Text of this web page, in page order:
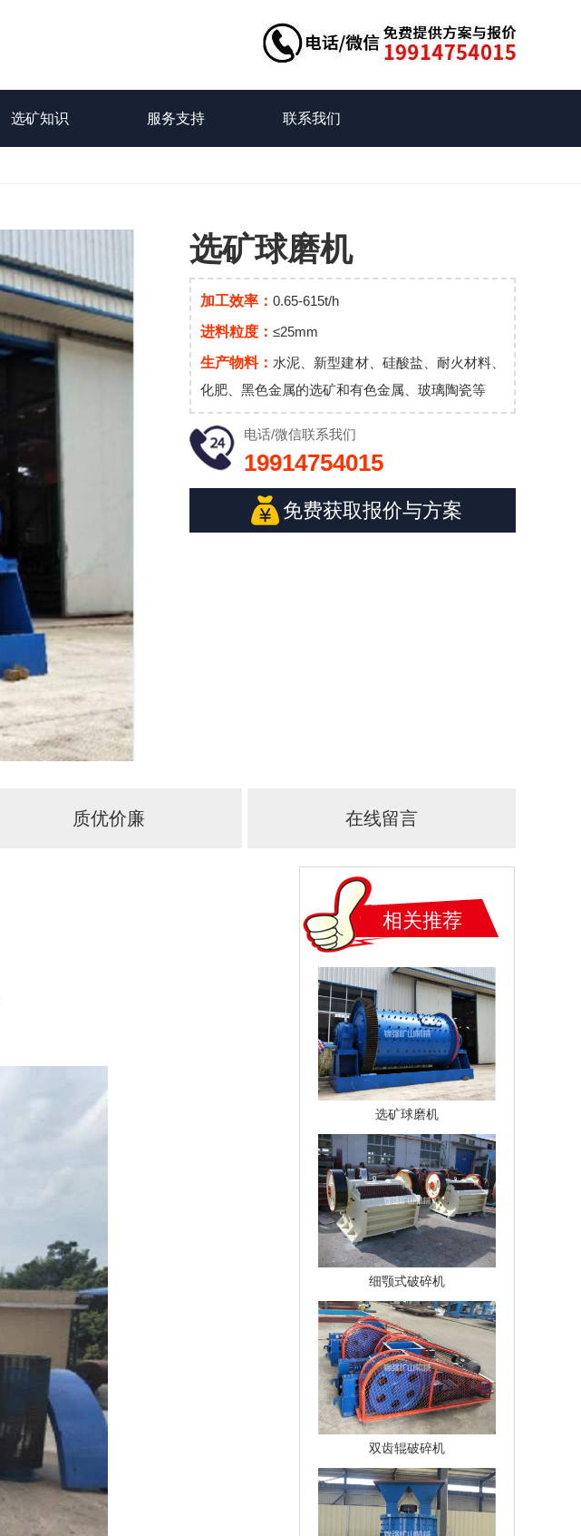
选矿知识 服务支持 联系我们
选矿球磨机
加工效率： 0.65-615t/h
进料粒度： ≤25mm
生产物料： 水泥、新型建材、硅酸盐、耐火材料、
化肥、黑色金属的选矿和有色金属、玻璃陶瓷等
电话/微信联系我们
19914754015
免费获取报价与方案
质优价廉 在线留言
相关推荐
选矿球磨机
细颚式破碎机
双齿辊破碎机